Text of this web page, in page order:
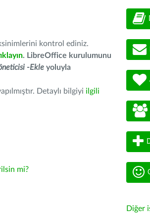
kontrol ediniz.
. LibreOffice kurulumunu
-Ekle yoluyla
Detaylı bilgiyi ilgili
mi?
Diğer